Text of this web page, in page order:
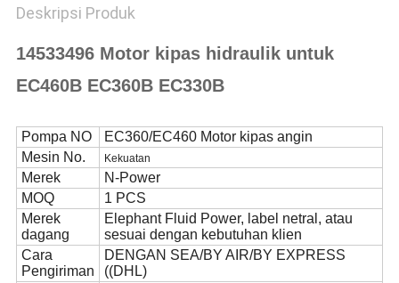
Deskripsi Produk
14533496 Motor kipas hidraulik untuk
EC460B EC360B EC330B
Pompa NO
EC360/EC460 Motor kipas angin
Mesin No.
Kekuatan
Merek
N-Power
MOQ
1 PCS
Merek
dagang
Elephant Fluid Power, label netral, atau
sesuai dengan kebutuhan klien
Cara
Pengiriman
DENGAN SEA/BY AIR/BY EXPRESS
((DHL)